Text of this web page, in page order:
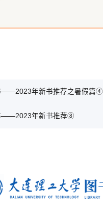
——2023年新书推荐之暑假篇④
——2023年新书推荐⑧